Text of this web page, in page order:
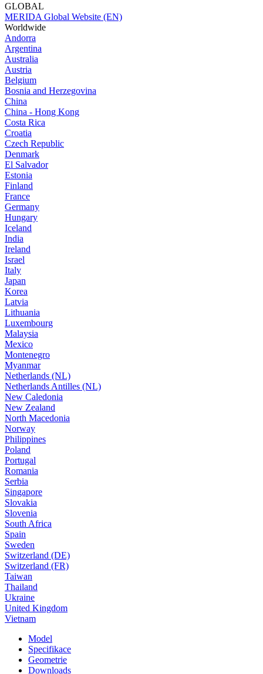
GLOBAL
MERIDA Global Website (EN)
Worldwide
Andorra
Argentina
Australia
Austria
Belgium
Bosnia and Herzegovina
China
China - Hong Kong
Costa Rica
Croatia
Czech Republic
Denmark
El Salvador
Estonia
Finland
France
Germany
Hungary
Iceland
India
Ireland
Israel
Italy
Japan
Korea
Latvia
Lithuania
Luxembourg
Malaysia
Mexico
Montenegro
Myanmar
Netherlands (NL)
Netherlands Antilles (NL)
New Caledonia
New Zealand
North Macedonia
Norway
Philippines
Poland
Portugal
Romania
Serbia
Singapore
Slovakia
Slovenia
South Africa
Spain
Sweden
Switzerland (DE)
Switzerland (FR)
Taiwan
Thailand
Ukraine
United Kingdom
Vietnam
Model
Specifikace
Geometrie
Downloads